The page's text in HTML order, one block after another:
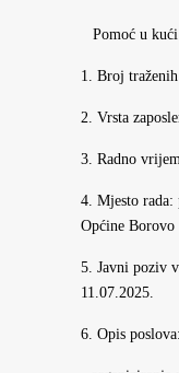
Pomoć u
1. Broj traženih
2. Vrsta
3. Radno
4. Mjesto rada:
Općine Borovo
5. Javni poziv
11.07.2025.
6. Opis poslova: